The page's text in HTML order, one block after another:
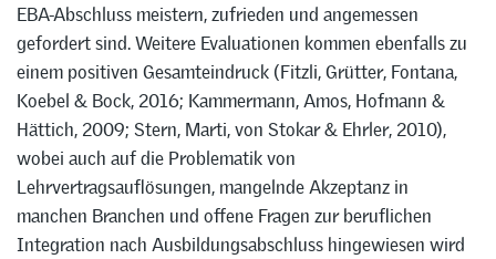
EBA-Abschluss meistern, zufrieden und angemessen
gefordert sind. Weitere Evaluationen kommen ebenfalls zu
einem positiven Gesamteindruck (Fitzli, Grütter, Fontana,
Koebel & Bock, 2016; Kammermann, Amos, Hofmann &
Hättich, 2009; Stern, Marti, von Stokar & Ehrler, 2010),
wobei auch auf die Problematik von
Lehrvertragsauflösungen, mangelnde Akzeptanz in
manchen Branchen und offene Fragen zur beruflichen
Integration nach Ausbildungsabschluss hingewiesen wird